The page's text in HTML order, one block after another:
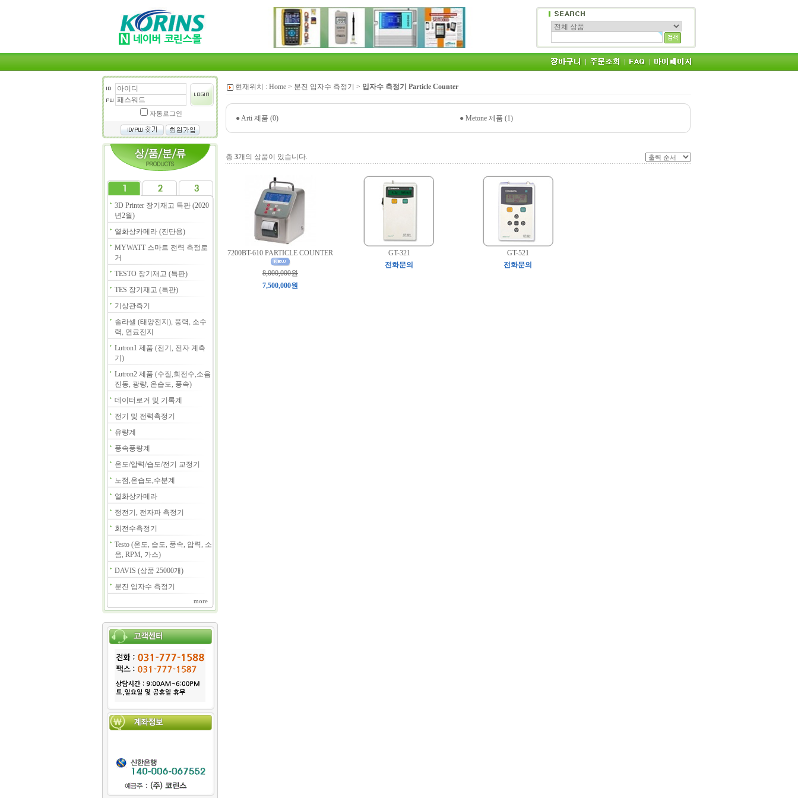
자동로그인
3D Printer 장기재고 특판 (2020
년2월)
열화상카메라 (진단용)
MYWATT 스마트 전력 측정로
거
TESTO 장기재고 (특판)
TES 장기재고 (특판)
기상관측기
솔라셀 (태양전지), 풍력, 소수
력, 연료전지
Lutron1 제품 (전기, 전자 계측
기)
Lutron2 제품 (수질,회전수,소음
진동, 광량, 온습도, 풍속)
데이터로거 및 기록계
전기 및 전력측정기
유량계
풍속풍량계
온도/압력/습도/전기 교정기
노점,온습도,수분계
열화상카메라
정전기, 전자파 측정기
회전수측정기
Testo (온도, 습도, 풍속, 압력, 소
음, RPM, 가스)
DAVIS (상품 25000개)
분진 입자수 측정기
more
현재위치 : Home > 분진 입자수 측정기 > 입자수 측정기 Particle Counter
●Arti 제품 (0) ● Metone 제품 (1)
총 3개의 상품이 있습니다.
7200BT-610 PARTICLE COUNTER
8,000,000원
7,500,000원
GT-321
전화문의
GT-521
전화문의